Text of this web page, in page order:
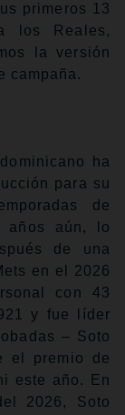
primeros 13
los Reales,
la versión
campaña.
ha
para su
de
años aún, lo
de una
en el 2026
con 43
y fue líder
– Soto
el premio de
este año. En
2026, Soto